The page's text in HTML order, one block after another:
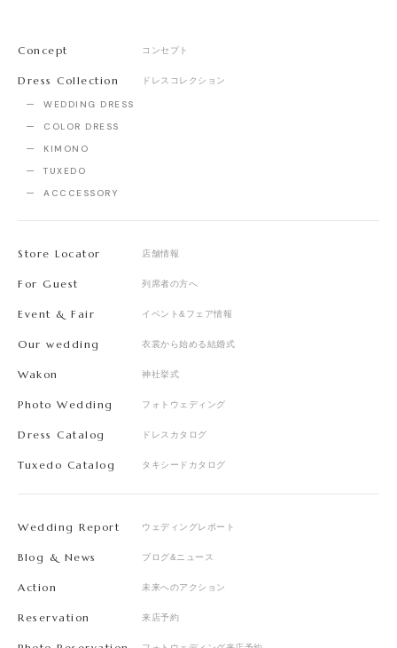
Concept コンセプト
Dress Collection ドレスコレクション
WEDDING DRESS
COLOR DRESS
KIMONO
TUXEDO
ACCCESSORY
Store Locator 店舗情報
For Guest 列席者の方へ
Event & Fair イベント&フェア情報
Our wedding 衣裳から始める結婚式
Wakon 神社挙式
Photo Wedding フォトウェディング
Dress Catalog ドレスカタログ
Tuxedo Catalog タキシードカタログ
Wedding Report ウェディングレポート
Blog & News ブログ&ニュース
Action 未来へのアクション
Reservation 来店予約